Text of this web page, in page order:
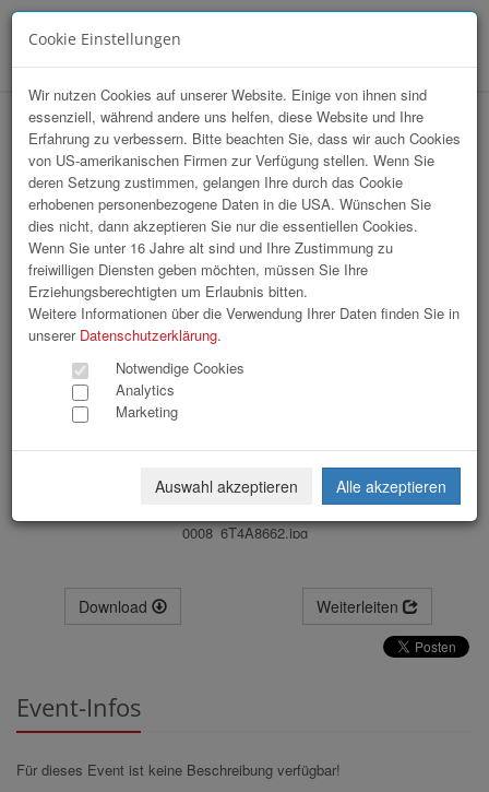
OÖ Gemeindetag
0008_6T4A8662.jpg
Download Weiterleiten
Event-Infos
Für dieses Event ist keine Beschreibung verfügbar!
Cookie Einstellungen
Wir nutzen Cookies auf unserer Website. Einige von ihnen sind
essenziell, während andere uns helfen, diese Website und Ihre
Erfahrung zu verbessern. Bitte beachten Sie, dass wir auch Cookies
von US-amerikanischen Firmen zur Verfügung stellen. Wenn Sie
deren Setzung zustimmen, gelangen Ihre durch das Cookie
erhobenen personenbezogene Daten in die USA. Wünschen Sie
dies nicht, dann akzeptieren Sie nur die essentiellen Cookies.
Wenn Sie unter 16 Jahre alt sind und Ihre Zustimmung zu
freiwilligen Diensten geben möchten, müssen Sie Ihre
Erziehungsberechtigten um Erlaubnis bitten.
Weitere Informationen über die Verwendung Ihrer Daten finden Sie in
unserer Datenschutzerklärung.
Notwendige Cookies
Analytics
Marketing
Auswahl akzeptieren Alle akzeptieren